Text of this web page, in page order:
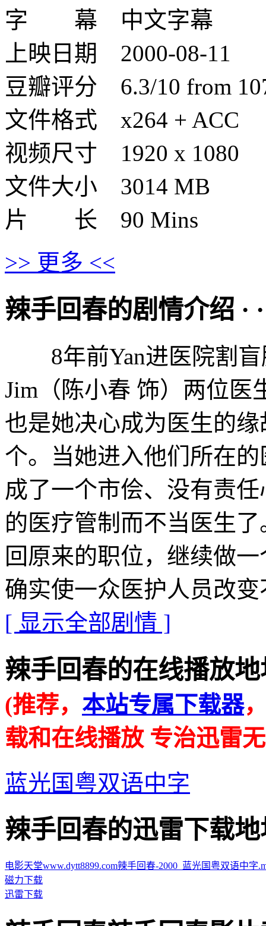
字 幕 中文字幕
上映日期 2000-08-11
豆瓣评分 6.3/10 from
文件格式 x264 + ACC
视频尺寸 1920 x 1080
文件大小 3014 MB
片 长 90 Mins
>> 更多 <<
辣手回春的剧情介绍 · ·
8年前Yan进医院割盲
Jim（陈小春 饰）两位医
也是她决心成为医生的
个。当她进入他们所在
成了一个市侩、没有责
的医疗管制而不当医生
回原来的职位，继续做
确实使一众医护人员改变
[ 显示全部剧情 ]
辣手回春的在线播放地
(推荐， 本站专属下载器
载和在线播放 专治迅雷
蓝光国粤双语中字
辣手回春的迅雷下载地
电影天堂www.dytt8899.com辣手回春-2000_蓝光国粤双语中字
磁力下载
迅雷下载